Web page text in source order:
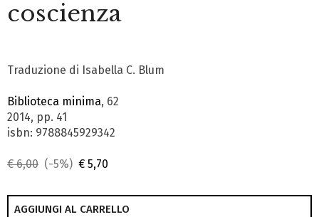
coscienza
Traduzione di Isabella C. Blum
Biblioteca minima, 62
2014, pp. 41
isbn: 9788845929342
€ 6,00 (-5%) € 5,70
AGGIUNGI AL CARRELLO